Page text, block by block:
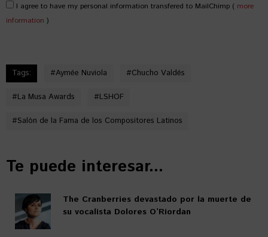
I agree to have my personal information transfered to MailChimp ( more
information )
Tags: #Aymée Nuviola #Chucho Valdés
#La Musa Awards #LSHOF
#Salón de la Fama de los Compositores Latinos
Te puede interesar...
The Cranberries devastado por la muerte de
su vocalista Dolores O’Riordan